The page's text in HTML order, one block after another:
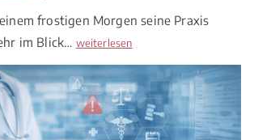
frostigen Morgen seine Praxis
im Blick…
M
d
i
z
i
weiterlesen